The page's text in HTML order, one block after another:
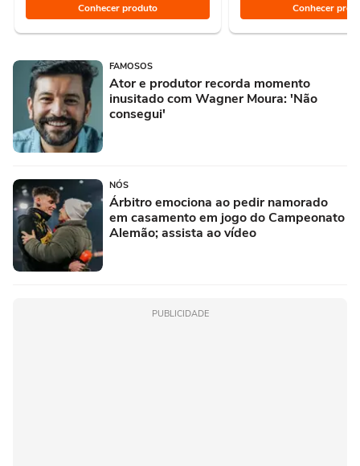
Conhecer produto Conhecer
FAMOSOS
Ator e produtor recorda momento
inusitado com Wagner Moura: 'Não
consegui'
NÓS
Árbitro emociona ao pedir namorado
em casamento em jogo do Campeonato
Alemão; assista ao vídeo
PUBLICIDADE